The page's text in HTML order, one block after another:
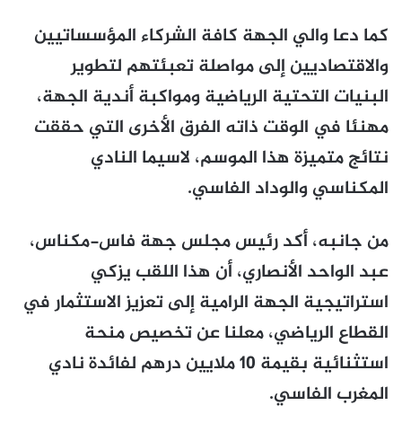
كما دعا والي الجهة كافة الشركاء المؤسساتيين
والاقتصاديين إلى مواصلة تعبئتهم لتطوير
البنيات التحتية الرياضية ومواكبة أندية الجهة،
مهنئا في الوقت ذاته الفرق الأخرى التي حققت
نتائج متميزة هذا الموسم، لاسيما النادي
المكناسي والوداد الفاسي.
من جانبه، أكد رئيس مجلس جهة فاس-مكناس،
عبد الواحد الأنصاري، أن هذا اللقب يزكي
استراتيجية الجهة الرامية إلى تعزيز الاستثمار في
القطاع الرياضي، معلنا عن تخصيص منحة
استثنائية بقيمة 10 ملايين درهم لفائدة نادي
المغرب الفاسي.